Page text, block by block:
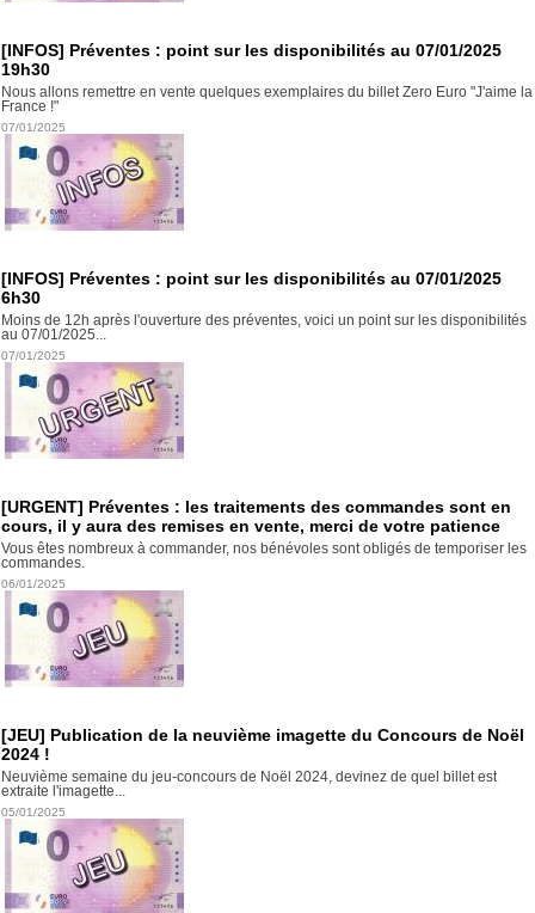
[INFOS] Préventes : point sur les disponibilités au 07/01/2025
19h30
Nous allons remettre en vente quelques exemplaires du billet Zero Euro "J'aime la
France !"
07/01/2025
[INFOS] Préventes : point sur les disponibilités au 07/01/2025
6h30
Moins de 12h après l'ouverture des préventes, voici un point sur les disponibilités
au 07/01/2025...
07/01/2025
[URGENT] Préventes : les traitements des commandes sont en
cours, il y aura des remises en vente, merci de votre patience
Vous êtes nombreux à commander, nos bénévoles sont obligés de temporiser les
commandes.
06/01/2025
[JEU] Publication de la neuvième imagette du Concours de Noël
2024 !
Neuvième semaine du jeu-concours de Noël 2024, devinez de quel billet est
extraite l'imagette...
05/01/2025